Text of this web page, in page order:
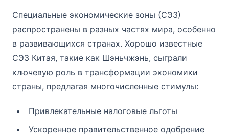
Специальные экономические зоны (СЭЗ)
распространены в разных частях мира, особенно
в развивающихся странах. Хорошо известные
СЭЗ Китая, такие как Шэньчжэнь, сыграли
ключевую роль в трансформации экономики
страны, предлагая многочисленные стимулы:
Привлекательные налоговые льготы
Ускоренное правительственное одобрение